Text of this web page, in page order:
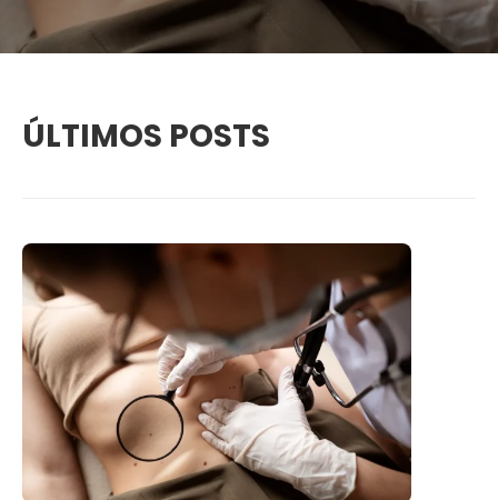
ÚLTIMOS POSTS